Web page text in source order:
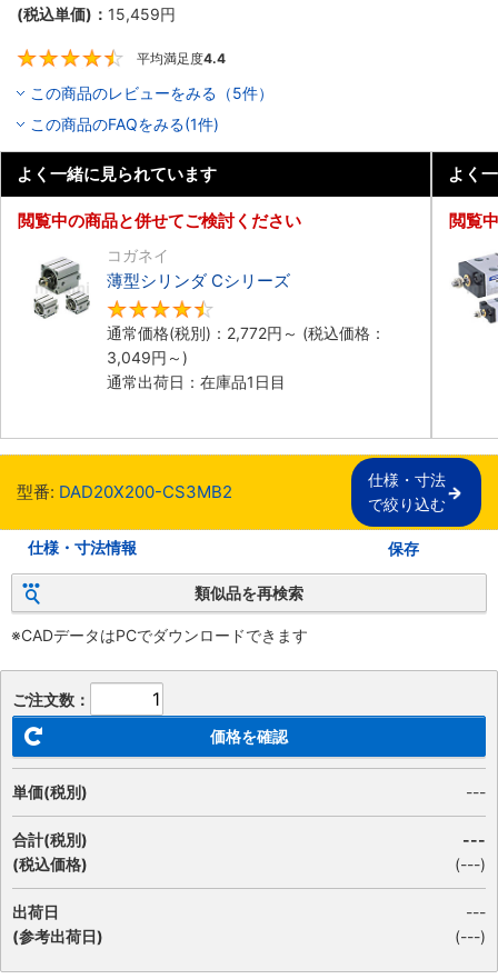
(税込単価)： 15,459円
平均満足度4.4
この商品のレビューをみる（5件）
この商品のFAQをみる(1件)
よく一緒に見られています
閲覧中の商品と併せてご検討ください
コガネイ
薄型シリンダ Cシリーズ
通常価格(税別)： 2,772円 ～ (税込価格：
3,049円 ～)
通常出荷日：在庫品1日目
よく
閲覧
型番: DAD20X200-CS3MB2
仕様・寸法
で絞り込む
仕様・寸法情報 保存
類似品を再検索
※CADデータはPCでダウンロードできます
ご注文数：
価格を確認
単価(税別) ---
合計(税別)
(税込価格)
---
(---)
出荷日
(参考出荷日)
---
(---)